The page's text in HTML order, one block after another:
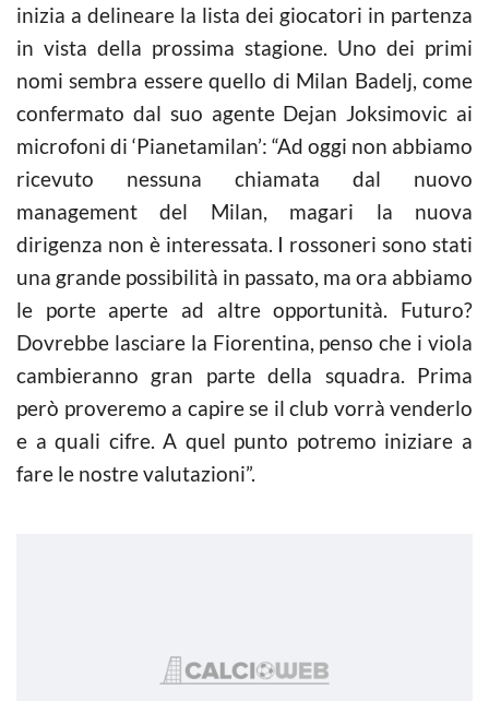
inizia a delineare la lista dei giocatori in partenza
in vista della prossima stagione. Uno dei primi
nomi sembra essere quello di Milan Badelj, come
confermato dal suo agente Dejan Joksimovic ai
microfoni di ‘Pianetamilan’: “Ad oggi non abbiamo
ricevuto nessuna chiamata dal nuovo
management del Milan, magari la nuova
dirigenza non è interessata. I rossoneri sono stati
una grande possibilità in passato, ma ora abbiamo
le porte aperte ad altre opportunità. Futuro?
Dovrebbe lasciare la Fiorentina, penso che i viola
cambieranno gran parte della squadra. Prima
però proveremo a capire se il club vorrà venderlo
e a quali cifre. A quel punto potremo iniziare a
fare le nostre valutazioni”.